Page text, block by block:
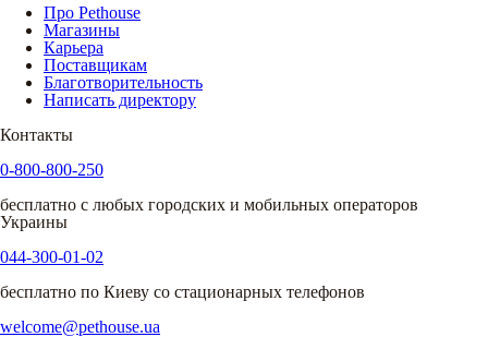
Про Pethouse
Магазины
Карьера
Поставщикам
Благотворительность
Написать директору
Контакты
0-800-800-250
бесплатно с любых городских и мобильных операторов
Украины
044-300-01-02
бесплатно по Киеву со стационарных телефонов
welcome@pethouse.ua